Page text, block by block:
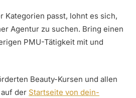
Kategorien passt, lohnt es sich,
Agentur zu suchen. Bring einen
PMU-Tätigkeit mit und
Beauty-Kursen und allen
der Startseite von dein-